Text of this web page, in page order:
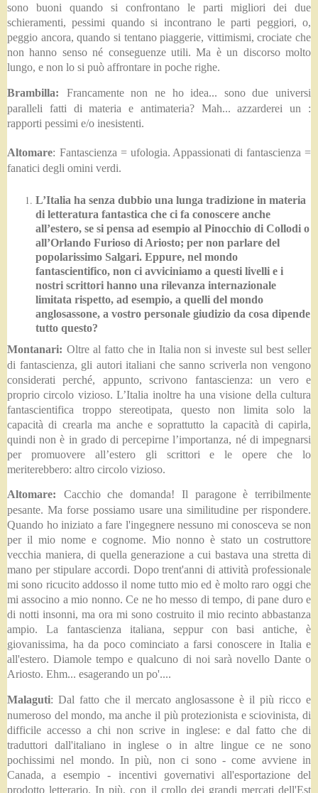
sono buoni quando si confrontano le parti migliori dei due
schieramenti, pessimi quando si incontrano le parti peggiori, o,
peggio ancora, quando si tentano piaggerie, vittimismi, crociate che
non hanno senso né conseguenze utili. Ma è un discorso molto
lungo, e non lo si può affrontare in poche righe.
Brambilla:
Francamente non ne ho idea... sono due universi
paralleli fatti di materia e antimateria? Mah... azzarderei un :
rapporti pessimi e/o inesistenti.
Altomare: Fantascienza = ufologia. Appassionati di fantascienza =
fanatici degli omini verdi.
L’Italia ha senza dubbio una lunga tradizione in materia
di letteratura fantastica che ci fa conoscere anche
all’estero, se si pensa ad esempio al Pinocchio di Collodi o
all’Orlando Furioso di Ariosto; per non parlare del
popolarissimo Salgari. Eppure, nel mondo
fantascientifico, non ci avviciniamo a questi livelli e i
nostri scrittori hanno una rilevanza internazionale
limitata rispetto, ad esempio, a quelli del mondo
anglosassone, a vostro personale giudizio da cosa dipende
tutto questo?
Montanari: Oltre al fatto che in Italia non si investe sul best seller
di fantascienza, gli autori italiani che sanno scriverla non vengono
considerati perché, appunto, scrivono fantascienza: un vero e
proprio circolo vizioso. L’Italia inoltre ha una visione della cultura
fantascientifica troppo stereotipata, questo non limita solo la
capacità di crearla ma anche e soprattutto la capacità di capirla,
quindi non è in grado di percepirne l’importanza, né di impegnarsi
per promuovere all’estero gli scrittori e le opere che lo
meriterebbero: altro circolo vizioso.
Altomare:
Cacchio che domanda! Il paragone è terribilmente
pesante. Ma forse possiamo usare una similitudine per rispondere.
Quando ho iniziato a fare l'ingegnere nessuno mi conosceva se non
per il mio nome e cognome. Mio nonno è stato un costruttore
vecchia maniera, di quella generazione a cui bastava una stretta di
mano per stipulare accordi. Dopo trent'anni di attività professionale
mi sono ricucito addosso il nome tutto mio ed è molto raro oggi che
mi associno a mio nonno. Ce ne ho messo di tempo, di pane duro e
di notti insonni, ma ora mi sono costruito il mio recinto abbastanza
ampio. La fantascienza italiana, seppur con basi antiche, è
giovanissima, ha da poco cominciato a farsi conoscere in Italia e
all'estero. Diamole tempo e qualcuno di noi sarà novello Dante o
Ariosto. Ehm... esagerando un po'....
Malaguti: Dal fatto che il mercato anglosassone è il più ricco e
numeroso del mondo, ma anche il più protezionista e sciovinista, di
difficile accesso a chi non scrive in inglese: e dal fatto che di
traduttori dall'italiano in inglese o in altre lingue ce ne sono
pochissimi nel mondo. In più, non ci sono - come avviene in
Canada, a esempio - incentivi governativi all'esportazione del
prodotto letterario. In più, con il crollo dei grandi mercati dell'Est